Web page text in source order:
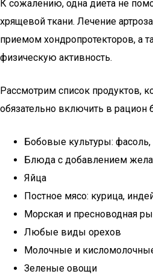
К сожалению, одна диета не
хрящевой ткани. Лечение
приемом хондропротекторов, а
физическую активность.
Рассмотрим список продуктов,
обязательно включить в рацион
Бобовые культуры: фасоль,
Блюда с добавлением
Яйца
Постное мясо: курица,
Морская и пресноводная
Любые виды орехов
Молочные и
Зеленые овощи